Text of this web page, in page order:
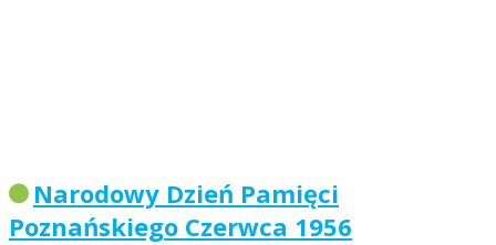
Narodowy Dzień Pamięci
Poznańskiego Czerwca 1956